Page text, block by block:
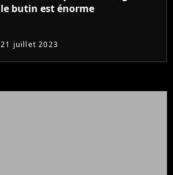
le butin est énorme
21 juillet 2023